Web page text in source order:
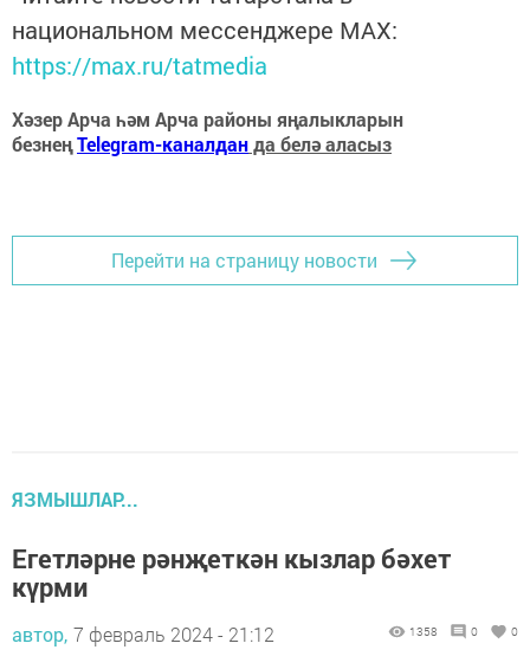
национальном мессенджере MАХ:
https://max.ru/tatmedia
Хәзер Арча һәм Арча районы яңалыкларын
безнеңTelegram-каналданда белә аласыз
Перейти на страницу новости
ЯЗМЫШЛАР...
Егетләрне рәнҗеткән кызлар бәхет
күрми
автор, 7 февраль 2024 - 21:12 1358 0 0